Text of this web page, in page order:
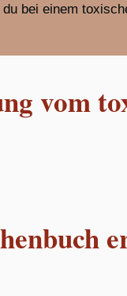
bei einem
vom